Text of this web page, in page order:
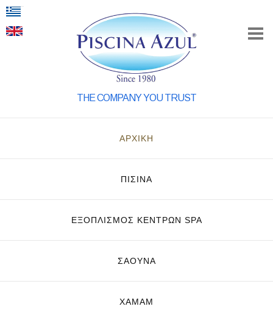
THE COMPANY YOU TRUST
ΑΡΧΙΚΗ
ΠΙΣΙΝΑ
ΕΞΟΠΛΙΣΜΌΣ ΚΈΝΤΡΩΝ SPA
ΣΑΟΥΝΑ
ΧΑΜΑΜ